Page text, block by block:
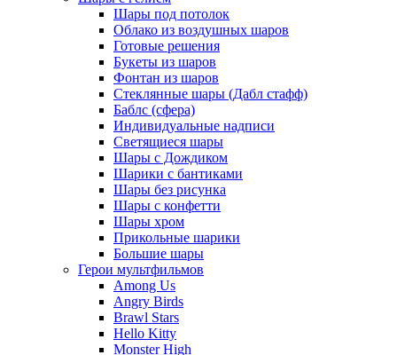
Шары под потолок
Облако из воздушных шаров
Готовые решения
Букеты из шаров
Фонтан из шаров
Стеклянные шары (Дабл стафф)
Баблс (сфера)
Индивидуальные надписи
Светящиеся шары
Шары с Дождиком
Шарики с бантиками
Шары без рисунка
Шары с конфетти
Шары хром
Прикольные шарики
Большие шары
Герои мультфильмов
Among Us
Angry Birds
Brawl Stars
Hello Kitty
Monster High